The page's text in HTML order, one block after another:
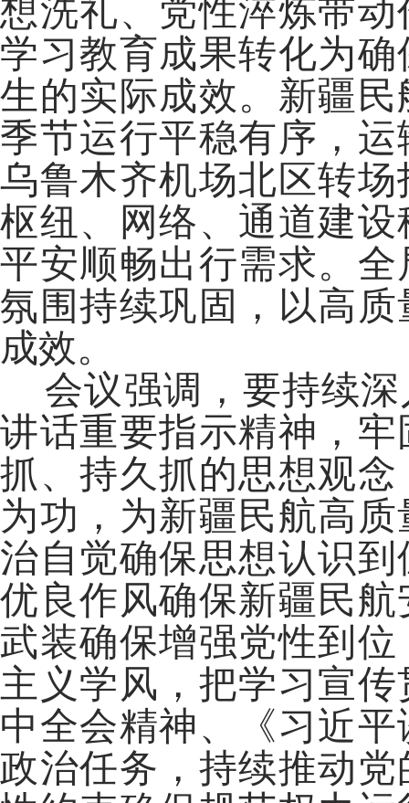
想洗礼、党性淬炼带
学习教育成果转化为
生的实际成效。新疆
季节运行平稳有序，
乌鲁木齐机场北区转
枢纽、网络、通道建
平安顺畅出行需求。
氛围持续巩固，以高
成效。
会议强调，要持续深
讲话重要指示精神，
抓、持久抓的思想观
为功，为新疆民航高
治自觉确保思想认识
优良作风确保新疆民
武装确保增强党性到
主义学风，把学习宣
中全会精神、《习近
政治任务，持续推动